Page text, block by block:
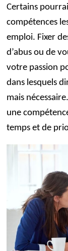
Certains
compétences
emploi. Fixer
d’abus ou de
votre passion
dans lesquels
mais
une
temps et de